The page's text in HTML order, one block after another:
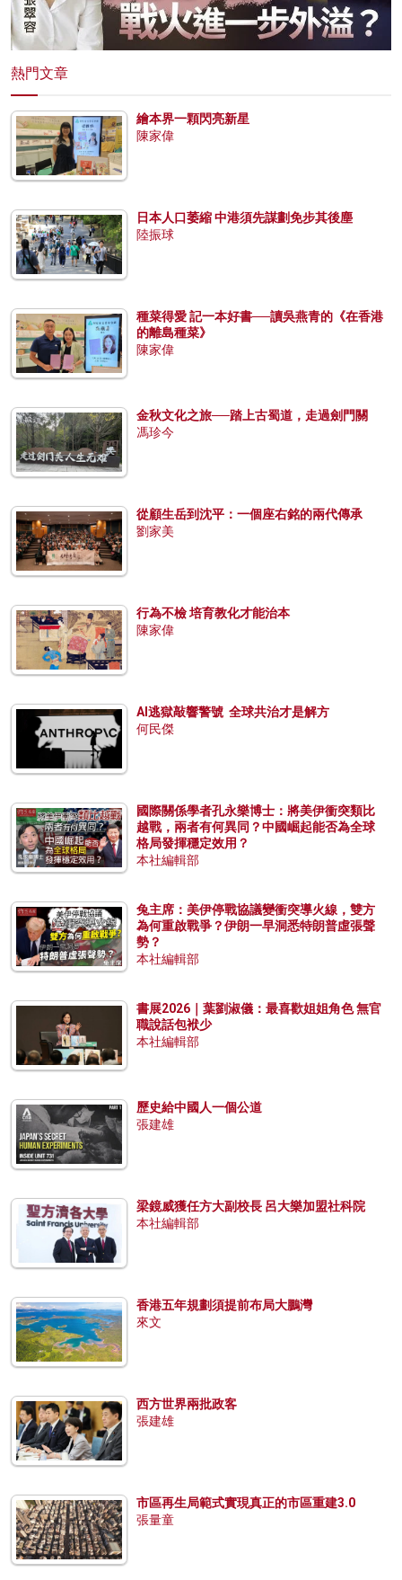
熱門文章
繪本界一顆閃亮新星
陳家偉
日本人口萎縮 中港須先謀劃免步其後塵
陸振球
種菜得愛 記一本好書──讀吳燕青的《在香港
的離島種菜》
陳家偉
金秋文化之旅──踏上古蜀道，走過劍門關
馮珍今
從顧生岳到沈平：一個座右銘的兩代傳承
劉家美
行為不檢 培育教化才能治本
陳家偉
AI逃獄敲響警號 全球共治才是解方
何民傑
國際關係學者孔永樂博士：將美伊衝突類比
越戰，兩者有何異同？中國崛起能否為全球
格局發揮穩定效用？
本社編輯部
兔主席：美伊停戰協議變衝突導火線，雙方
為何重啟戰爭？伊朗一早洞悉特朗普虛張聲
勢？
本社編輯部
書展2026｜葉劉淑儀：最喜歡姐姐角色 無官
職說話包袱少
本社編輯部
歷史給中國人一個公道
張建雄
梁鏡威獲任方大副校長 呂大樂加盟社科院
本社編輯部
香港五年規劃須提前布局大鵬灣
來文
西方世界兩批政客
張建雄
市區再生局範式實現真正的市區重建3.0
張量童